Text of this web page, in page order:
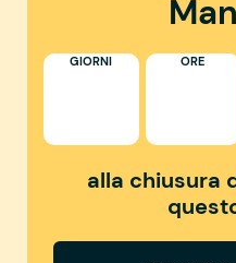
GIORNI ORE
alla chiusura